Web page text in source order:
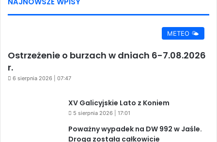
METEO 🌤️
Ostrzeżenie o burzach w dniach 6-7.08.2026
r.
6 sierpnia 2026 | 07:47
XV Galicyjskie Lato z Koniem
5 sierpnia 2026 | 17:01
Poważny wypadek na DW 992 w Jaśle.
Droga została całkowicie